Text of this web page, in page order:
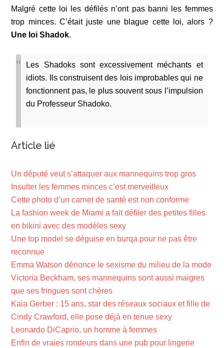
Malgré cette loi les défilés n’ont pas banni les femmes
trop minces. C’était juste une blague cette loi, alors ?
Une loi Shadok.
Les Shadoks sont excessivement méchants et
idiots. Ils construisent des lois improbables qui ne
fonctionnent pas, le plus souvent sous l’impulsion
du Professeur Shadoko.
Article lié
Un député veut s’attaquer aux mannequins trop gros
Insulter les femmes minces c’est merveilleux
Cette photo d’un carnet de santé est non conforme
La fashion week de Miami a fait défiler des petites filles
en bikini avec des modèles sexy
Une top model se déguise en burqa pour ne pas être
reconnue
Emma Watson dénonce le sexisme du milieu de la mode
Victoria Beckham, ses mannequins sont aussi maigres
que ses fringues sont chères
Kaia Gerber : 15 ans, star des réseaux sociaux et fille de
Cindy Crawford, elle pose déjà en tenue sexy
Leonardo DiCaprio, un homme à femmes
Enfin de vraies rondeurs dans une pub pour lingerie